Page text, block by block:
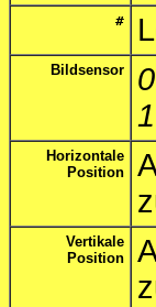
#
Bildsensor 0
1
Horizontale
Position
Vertikale
Position